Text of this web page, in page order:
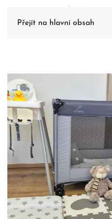
Přejít na hlavní obsah